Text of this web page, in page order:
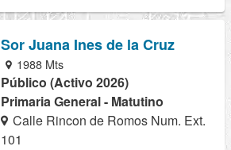
Sor Juana Ines de la Cruz
1988 Mts
Público (Activo 2026)
Primaria General - Matutino
Calle Rincon de Romos Num. Ext.
101